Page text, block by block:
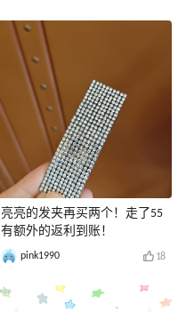
亮亮的发夹再买两个！走了55
有额外的返利到账！
pink1990 18